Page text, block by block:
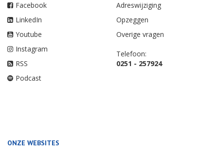
Facebook
LinkedIn
Youtube
Instagram
RSS
Podcast
Adreswijziging
Opzeggen
Overige vragen
Telefoon:
0251 - 257924
ONZE WEBSITES